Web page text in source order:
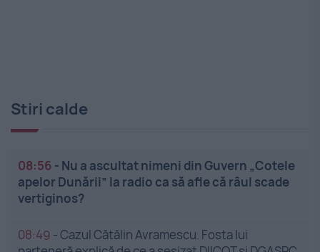
Stiri calde
08:56 - Nu a ascultat nimeni din Guvern „Cotele
apelor Dunării” la radio ca să afle că râul scade
vertiginos?
08:49 -Cazul Cătălin Avramescu. Fosta lui